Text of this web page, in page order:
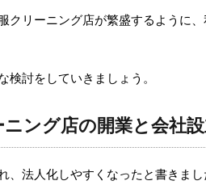
クリーニング店が繁盛するように
検討をしていきましょう。
ング店の開業と会社
、法人化しやすくなったと書きまし